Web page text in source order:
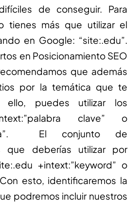
de conseguir. Para
tienes más que utilizar el
en Google: “site:.edu”.
en Posicionamiento SEO
que además
por la temática que te
ello, puedes utilizar los
clave” o
El conjunto de
que deberías utilizar por
+intext:”keyword” o
esto, identificaremos la
podremos incluir nuestros